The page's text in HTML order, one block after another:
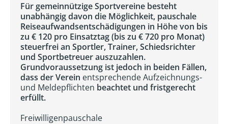
Für gemeinnützige Sportvereine besteht
unabhängig davon die Möglichkeit, pauschale
Reiseaufwandsentschädigungen in Höhe von bis
zu € 120 pro Einsatztag (bis zu € 720 pro Monat)
steuerfrei an Sportler, Trainer, Schiedsrichter
und Sportbetreuer auszuzahlen.
Grundvoraussetzung ist jedoch in beiden Fällen,
dass der Verein entsprechende Aufzeichnungs-
und Meldepflichten beachtet und fristgerecht
erfüllt.
Freiwilligenpauschale